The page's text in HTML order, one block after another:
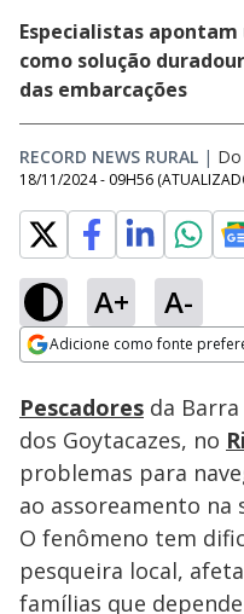
Especialistas
como solução
das embarcações
RECORD NEWS RURAL |
18/11/2024 - 09H56
A+ A-
Adicione como fonte
Ativar
Loaded :
38.10%
Pescadores da Barra
dos Goytacazes, no
problemas para
ao assoreamento na
O fenômeno tem
pesqueira local,
famílias que